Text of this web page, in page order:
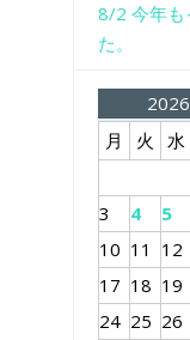
8/2 今年も
た。
月
火 水
3
4 5
10 11 12
17 18 19
24 25 26